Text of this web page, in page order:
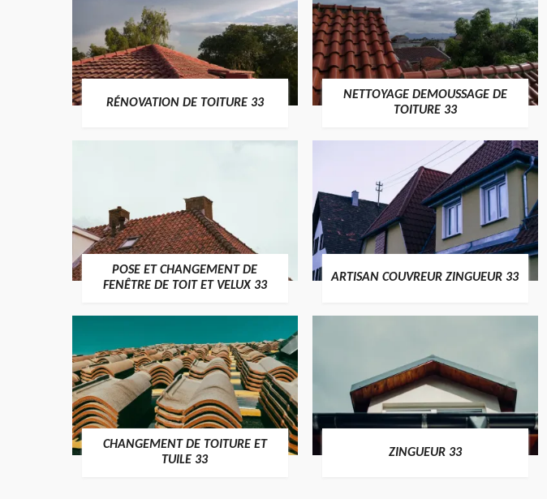
RÉNOVATION DE TOITURE 33
NETTOYAGE DEMOUSSAGE DE
TOITURE 33
POSE ET CHANGEMENT DE
FENÊTRE DE TOIT ET VELUX 33
ARTISAN COUVREUR ZINGUEUR 33
CHANGEMENT DE TOITURE ET
TUILE 33
ZINGUEUR 33